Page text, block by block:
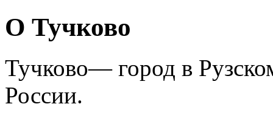
О Тучково
Тучково— город в
России.